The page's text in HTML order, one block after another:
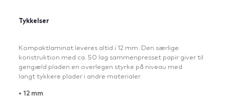
Tykkelser
Kompaktlaminat leveres altid i 12 mm. Den særlige
konstruktion med ca. 50 lag sammenpresset papir giver til
gengæld pladen en overlegen styrke på niveau med
langt tykkere plader i andre materialer.
• 12 mm